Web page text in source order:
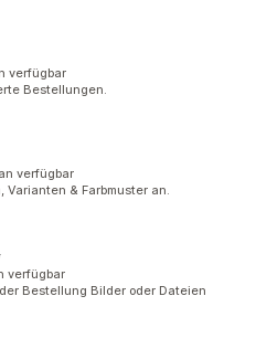
verfügbar
Bestellungen.
verfügbar
Varianten & Farbmuster an.
verfügbar
Bestellung Bilder oder Dateien